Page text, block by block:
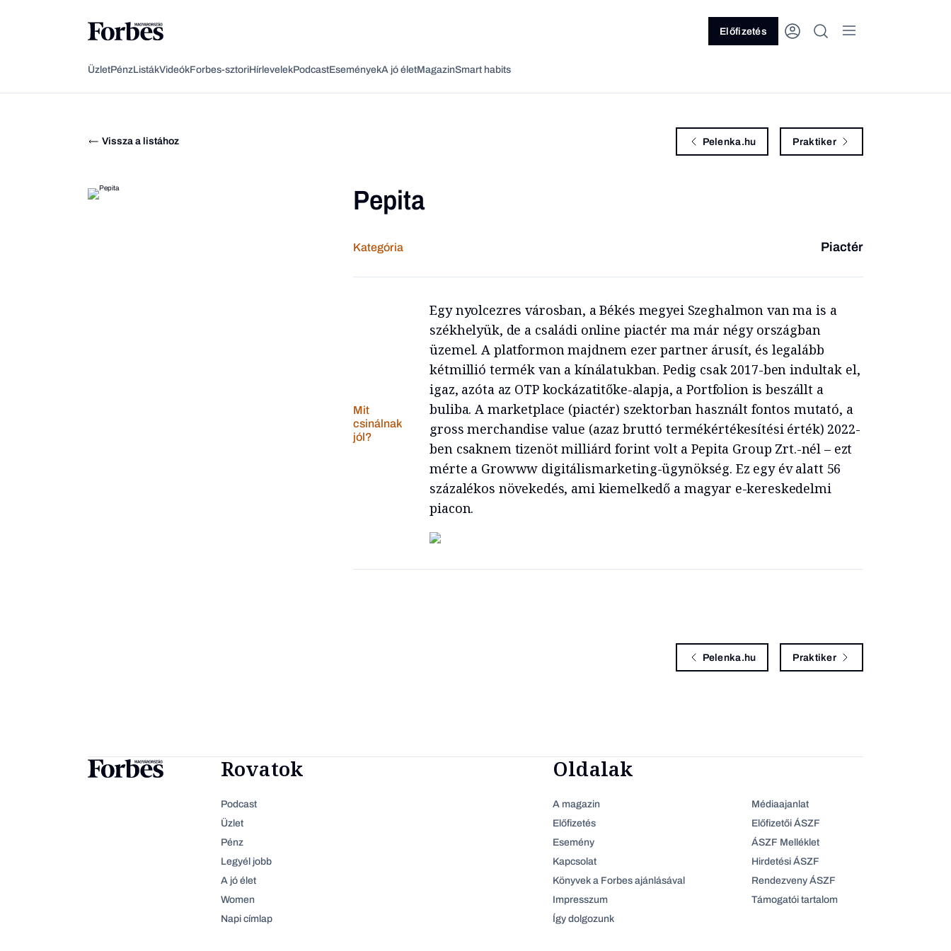
Vagy fedezze fel a következő témákat
Előfizetés
ÜzletPénzListákVideókForbes-sztoriHírlevelekPodcastEseményekA jó életMagazinSmart habits
Vissza a listához Pelenka.hu Praktiker
Pepita
Kategória Piactér
Mit
csinálnak
jól?
Egy nyolcezres városban, a Békés megyei Szeghalmon van ma is a
székhelyük, de a családi online piactér ma már négy országban
üzemel. A platformon majdnem ezer partner árusít, és legalább
kétmillió termék van a kínálatukban. Pedig csak 2017-ben indultak el,
igaz, azóta az OTP kockázatitőke-alapja, a Portfolion is beszállt a
buliba. A marketplace (piactér) szektorban használt fontos mutató, a
gross merchandise value (azaz bruttó termékértékesítési érték) 2022-
ben csaknem tizenöt milliárd forint volt a Pepita Group Zrt.-nél – ezt
mérte a Growww digitálismarketing-ügynökség. Ez egy év alatt 56
százalékos növekedés, ami kiemelkedő a magyar e-kereskedelmi
piacon.
Pelenka.hu Praktiker
Rovatok
Podcast
Üzlet
Pénz
Legyél jobb
A jó élet
Women
Napi címlap
Oldalak
A magazin
Előfizetés
Esemény
Kapcsolat
Könyvek a Forbes ajánlásával
Impresszum
Így dolgozunk
Médiaajanlat
Előfizetői ÁSZF
ÁSZF Melléklet
Hirdetési ÁSZF
Rendezveny ÁSZF
Támogatói tartalom